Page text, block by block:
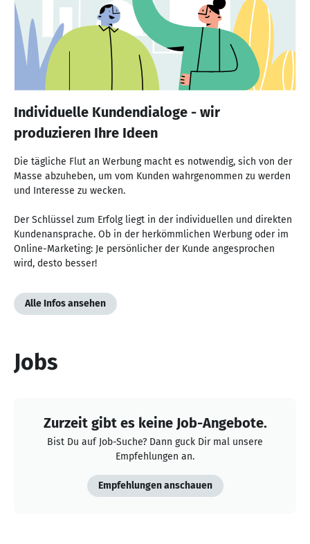
Individuelle Kundendialoge - wir
produzieren Ihre Ideen
Die tägliche Flut an Werbung macht es notwendig, sich von der
Masse abzuheben, um vom Kunden wahrgenommen zu werden
und Interesse zu wecken.
Der Schlüssel zum Erfolg liegt in der individuellen und direkten
Kundenansprache. Ob in der herkömmlichen Werbung oder im
Online-Marketing: Je persönlicher der Kunde angesprochen
wird, desto besser!
Alle Infos ansehen
Jobs
Zurzeit gibt es keine Job-Angebote.
Bist Du auf Job-Suche? Dann guck Dir mal unsere
Empfehlungen an.
Empfehlungen anschauen